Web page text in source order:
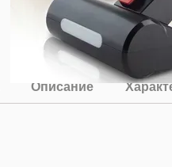
Описание